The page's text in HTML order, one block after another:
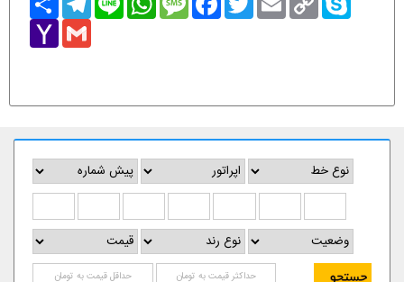
Link
Yahoo
Mail
Gmail